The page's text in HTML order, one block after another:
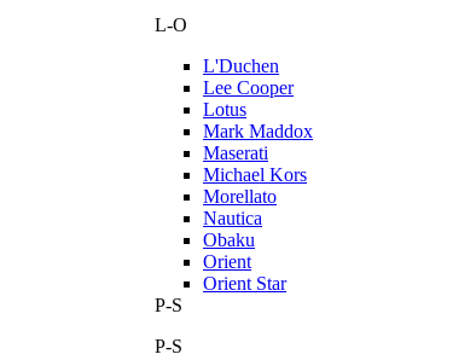
L-O
L'Duchen
Lee Cooper
Lotus
Mark Maddox
Maserati
Michael Kors
Morellato
Nautica
Obaku
Orient
Orient Star
P-S
P-S